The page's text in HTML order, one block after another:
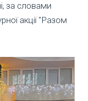
за словами
акції "Разом